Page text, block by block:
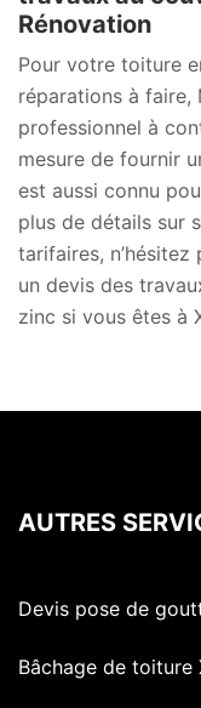
Rénovation
Pour votre toiture
réparations à faire,
professionnel à
mesure de fournir
est aussi connu
plus de détails sur
tarifaires,
un devis des
zinc si vous êtes à
AUTRES
Devis pose de
Bâchage de toiture